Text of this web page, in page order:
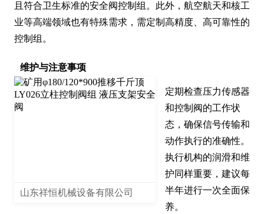
且符合卫生标准的安全阀控制组。此外，航空航天和核工
业等高端领域也有特殊需求，需定制高精度、高可靠性的
控制组。
维护与注意事项
山东祥恒机械设备有限公司
定期检查压力传感器
和控制阀的工作状
态，确保信号传输和
动作执行的准确性。
执行机构的润滑和维
护同样重要，建议每
半年进行一次全面保
养。